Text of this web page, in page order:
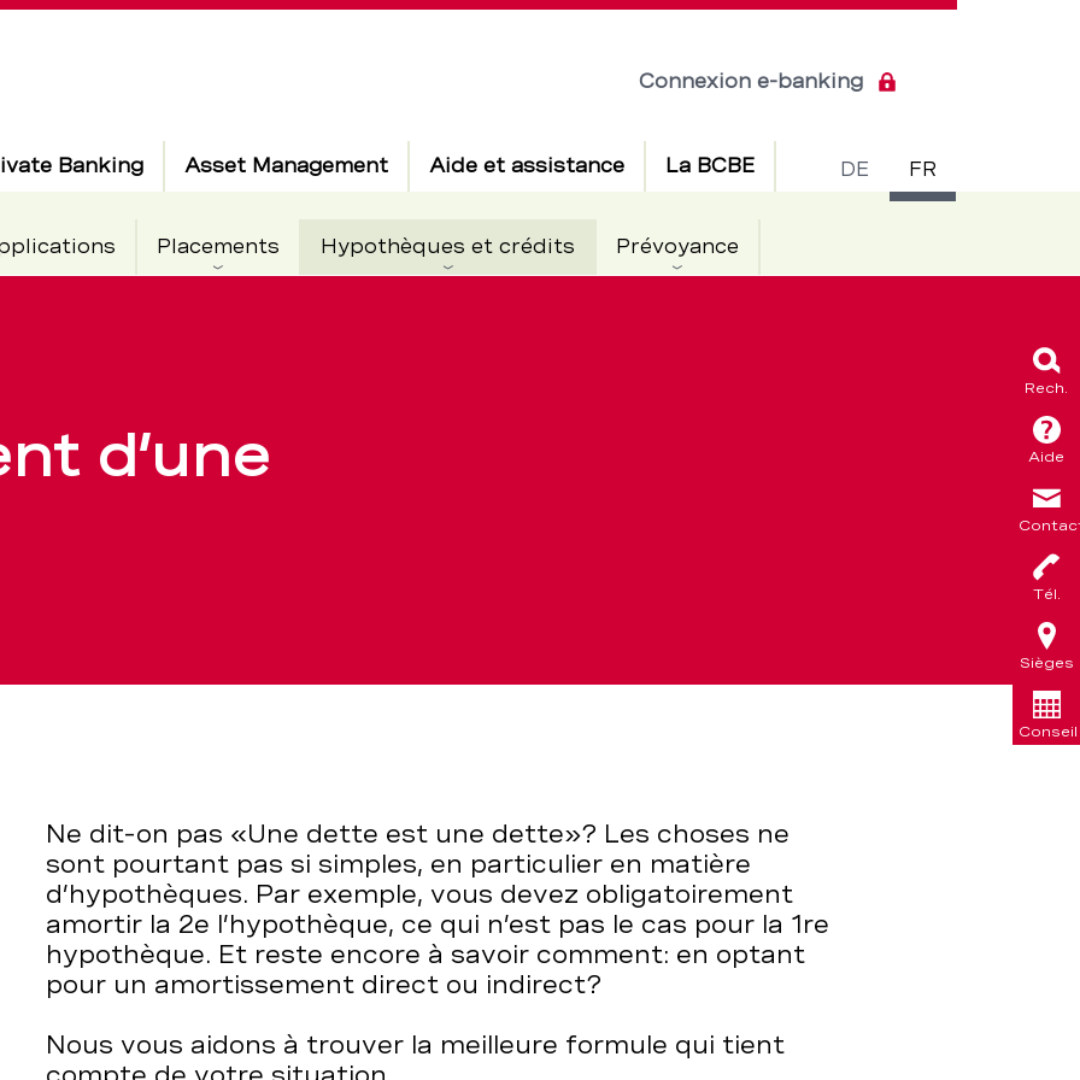
langue
DE FR
Connexion e-banking
Placements Hypothèques et crédits ActifPrévoyance
Banking Asset Management Aide et assistance La BCBE
Rech.
Aide
Tél.
Sièges
Conseil
d’une
Ne dit-on pas «Une dette est une dette»? Les choses ne
sont pourtant pas si simples, en particulier en matière
d’hypothèques. Par exemple, vous devez obligatoirement
amortir la 2e l’hypothèque, ce qui n’est pas le cas pour la 1re
hypothèque. Et reste encore à savoir comment: en optant
pour un amortissement direct ou indirect?
Nous vous aidons à trouver la meilleure formule qui tient